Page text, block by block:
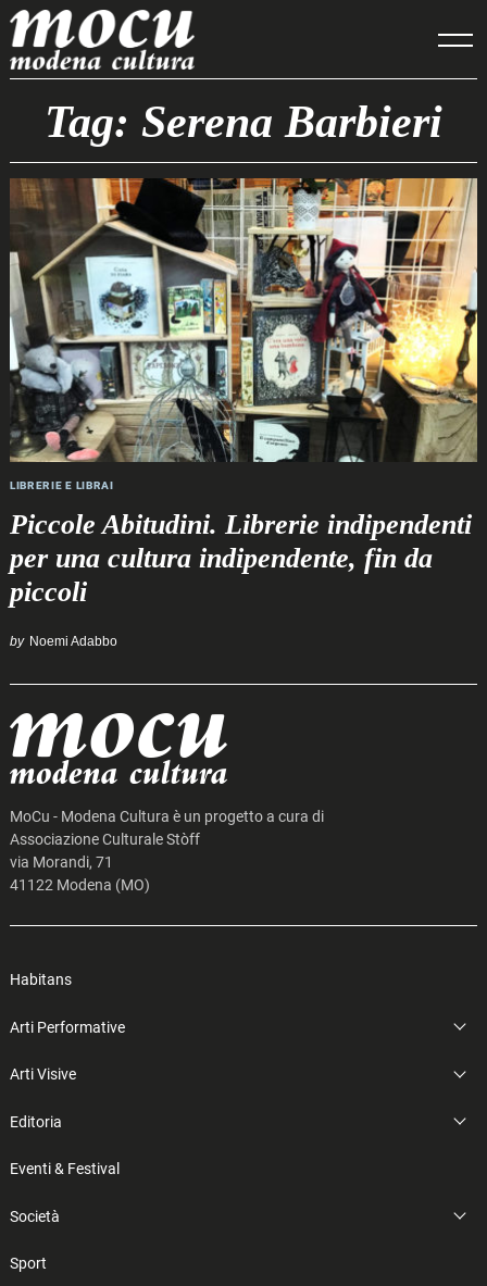
Skip
to
content
Tag: Serena Barbieri
LIBRERIE E LIBRAI
Piccole Abitudini. Librerie indipendenti
per una cultura indipendente, fin da
piccoli
by Noemi Adabbo
MoCu - Modena Cultura è un progetto a cura di
Associazione Culturale Stòff
via Morandi, 71
41122 Modena (MO)
Habitans
Arti Performative
Arti Visive
Editoria
Eventi & Festival
Società
Sport